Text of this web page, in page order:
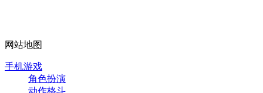
网站地图
手机游戏
角色扮演
动作格斗